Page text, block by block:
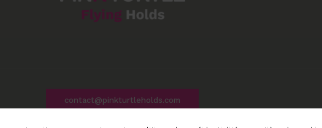
contact@pinkturtleholds.com